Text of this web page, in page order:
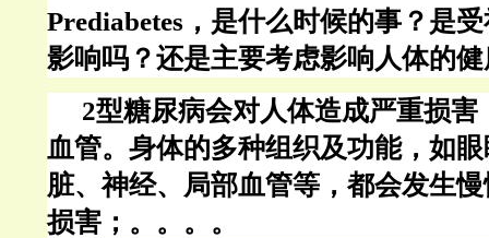
Prediabetes， 是什么时候的事？是
影响吗？还是主要考虑影响人体的
2型糖尿病会对人体造成严重损害
血管。身体的多种组织及功能，如
脏、神经、局部血管等，都会发生
损害；。。。。